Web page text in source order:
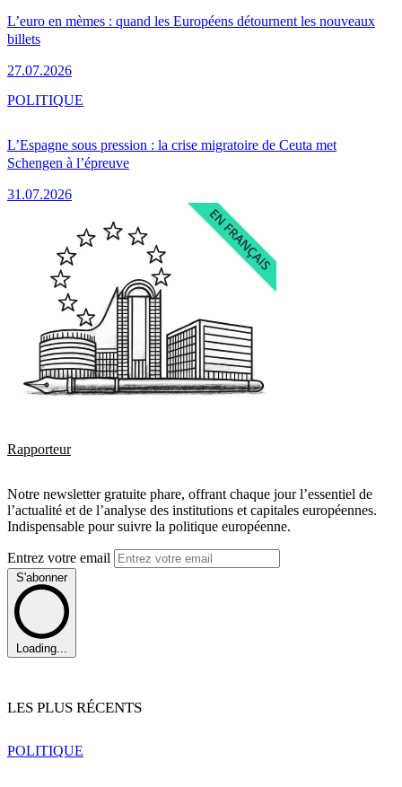
L’euro en mèmes : quand les Européens détournent les nouveaux
billets
27.07.2026
L’Espagne sous pression : la crise migratoire de Ceuta met
Schengen à l’épreuve
31.07.2026
POLITIQUE
Rapporteur
Notre newsletter gratuite phare, offrant chaque jour l’essentiel de
l’actualité et de l’analyse des institutions et capitales européennes.
Indispensable pour suivre la politique européenne.
Entrez votre email
S'abonner
Loading...
LES PLUS RÉCENTS
POLITIQUE